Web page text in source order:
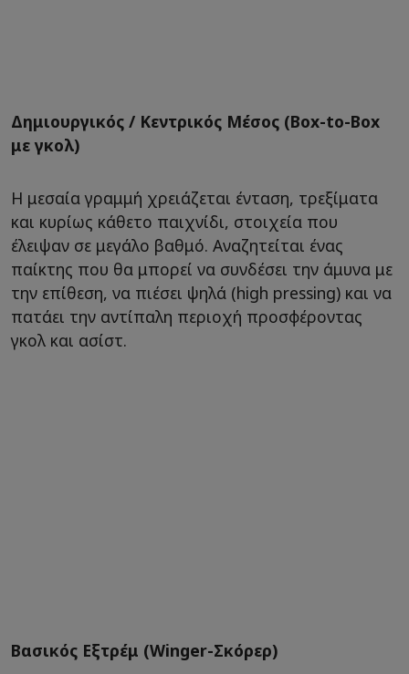
Δημιουργικός / Κεντρικός Μέσος (Box-to-Box
με γκολ)
Η μεσαία γραμμή χρειάζεται ένταση, τρεξίματα
και κυρίως κάθετο παιχνίδι, στοιχεία που
έλειψαν σε μεγάλο βαθμό. Αναζητείται ένας
παίκτης που θα μπορεί να συνδέσει την άμυνα με
την επίθεση, να πιέσει ψηλά (high pressing) και να
πατάει την αντίπαλη περιοχή προσφέροντας
γκολ και ασίστ.
Βασικός Εξτρέμ (Winger-Σκόρερ)